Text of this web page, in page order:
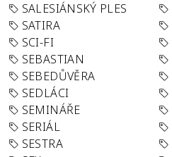
SALESIÁNSKÝ PLES
SATIRA
SCI-FI
SEBASTIAN
SEBEDŮVĚRA
SEDLÁCI
SEMINÁŘE
SERIÁL
SESTRA